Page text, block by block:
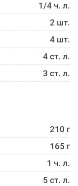
1/4 ч. л.
2 шт.
4 шт.
4 ст. л.
3 ст. л.
210 г
165 г
1 ч. л.
5 ст. л.